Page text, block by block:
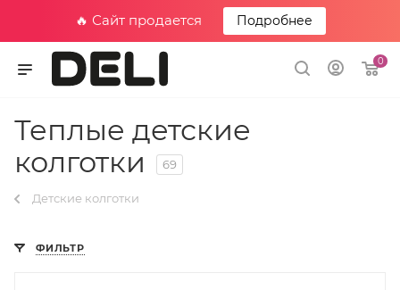
🔥 Сайт продается Подробнее
0
Теплые детские
колготки
69
Детские колготки
ФИЛЬТР